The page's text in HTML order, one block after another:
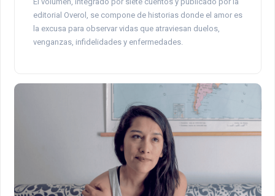
editorial Overol, se compone de historias donde el amor es
la excusa para observar vidas que atraviesan duelos,
venganzas, infidelidades y enfermedades.